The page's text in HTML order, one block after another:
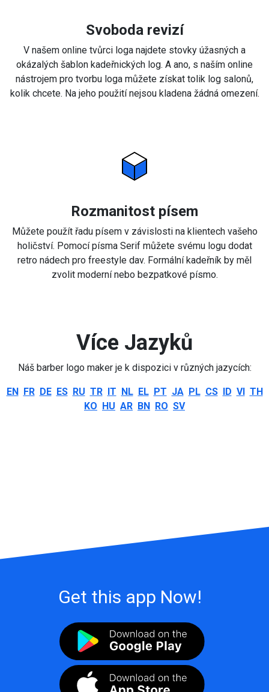
Svoboda revizí
V našem online tvůrci loga najdete stovky úžasných a
okázalých šablon kadeřnických log. A ano, s naším online
nástrojem pro tvorbu loga můžete získat tolik log salonů,
kolik chcete. Na jeho použití nejsou kladena žádná omezení.
Rozmanitost písem
Můžete použít řadu písem v závislosti na klientech vašeho
holičství. Pomocí písma Serif můžete svému logu dodat
retro nádech pro freestyle dav. Formální kadeřník by měl
zvolit moderní nebo bezpatkové písmo.
Více Jazyků
Náš barber logo maker je k dispozici v různých jazycích:
EN FR DE ES RU TR IT NL EL PT JA PL CS ID VI TH
KO HU AR BN RO SV
Get this app Now!